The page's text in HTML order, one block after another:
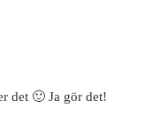
det 🙂 Ja gör det!